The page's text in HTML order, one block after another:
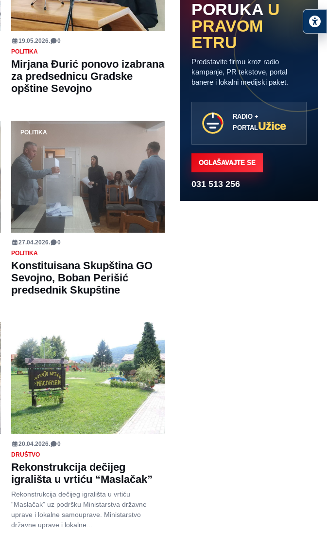
19.05.2026.
0
POLITIKA
Mirjana Đurić ponovo izabrana
za predsednicu Gradske
opštine Sevojno
POLITIKA
27.04.2026.
0
POLITIKA
Konstituisana Skupština GO
Sevojno, Boban Perišić
predsednik Skupštine
20.04.2026.
0
DRUŠTVO
Rekonstrukcija dečijeg
igrališta u vrtiću “Maslačak”
Rekonstrukcija dečijeg igrališta u vrtiću
“Maslačak” uz podršku Ministarstva državne
uprave i lokalne samouprave. Ministarstvo
državne uprave i lokalne...
PORUKA U
PRAVOM
ETRU
Predstavite firmu kroz radio
kampanje, PR tekstove, portal
banere i lokalni medijski paket.
RADIO +
PORTALUžice
OGLAŠAVAJTE SE
031 513 256